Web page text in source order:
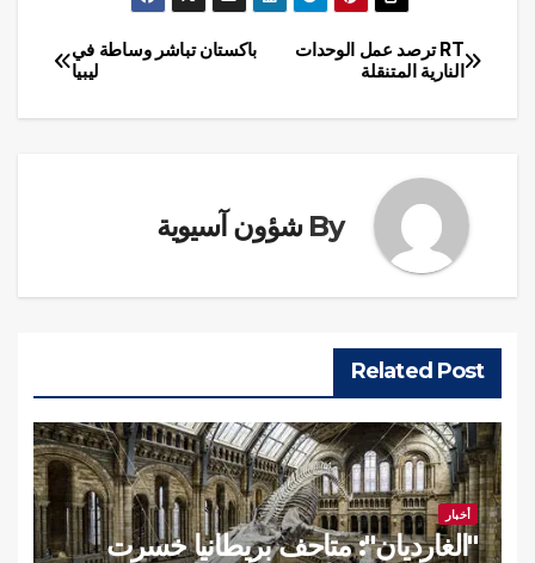
تصفّح
المقالات
باكستان تباشر وساطة في
ليبيا
RT ترصد عمل الوحدات
النارية المتنقلة
By شؤون آسيوية
Related Post
أخبار
"الغارديان": متاحف بريطانيا خسرت